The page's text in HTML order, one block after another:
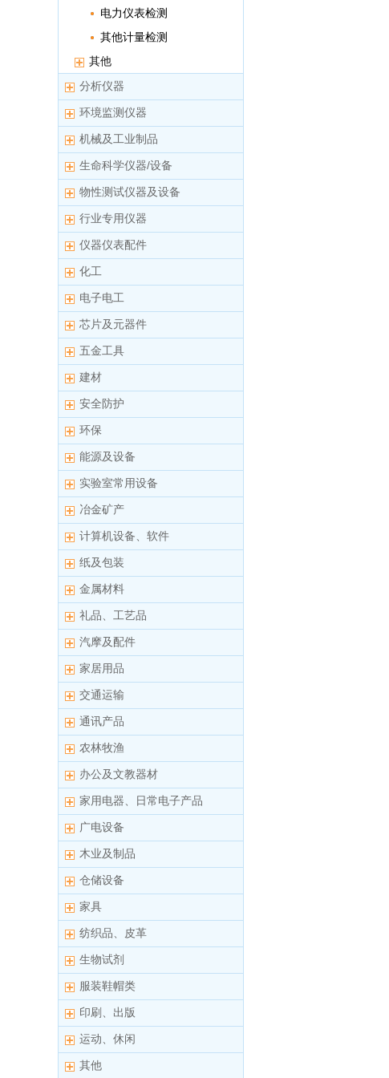
电力仪表检测
其他计量检测
其他
分析仪器
环境监测仪器
机械及工业制品
生命科学仪器/设备
物性测试仪器及设备
行业专用仪器
仪器仪表配件
化工
电子电工
芯片及元器件
五金工具
建材
安全防护
环保
能源及设备
实验室常用设备
冶金矿产
计算机设备、软件
纸及包装
金属材料
礼品、工艺品
汽摩及配件
家居用品
交通运输
通讯产品
农林牧渔
办公及文教器材
家用电器、日常电子产品
广电设备
木业及制品
仓储设备
家具
纺织品、皮革
生物试剂
服装鞋帽类
印刷、出版
运动、休闲
其他